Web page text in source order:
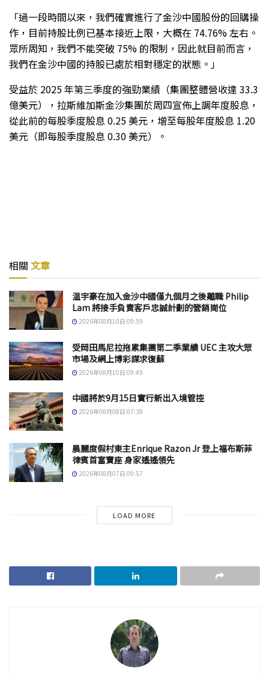
「過一段時間以來，我們確實進行了金沙中國股份的回購操
作，目前持股比例已基本接近上限，大概在 74.76% 左右。
眾所周知，我們不能突破 75% 的限制，因此就目前而言，
我們在金沙中國的持股已處於相對穩定的狀態。」
受益於 2025 年第三季度的強勁業績（集團整體營收達 33.3
億美元），拉斯維加斯金沙集團於周四宣佈上調年度股息，
從此前的每股季度股息 0.25 美元，增至每股年度股息 1.20
美元（即每股季度股息 0.30 美元）。
相關 文章
温宇豪在加入金沙中國僅九個月之後離職 Philip
Lam 將接手負責客戶忠誠計劃的營銷崗位
2026年08月10日 09:59
受岡田馬尼拉拖累集團第二季業績 UEC 主攻大眾
市場及網上博彩謀求復蘇
2026年08月10日 09:49
中國將於9月15日實行新出入境管控
2026年08月08日 07:38
晨麗度假村東主Enrique Razon Jr 登上福布斯菲
律賓首富寶座 身家遙遙領先
2026年08月07日 09:57
LOAD MORE